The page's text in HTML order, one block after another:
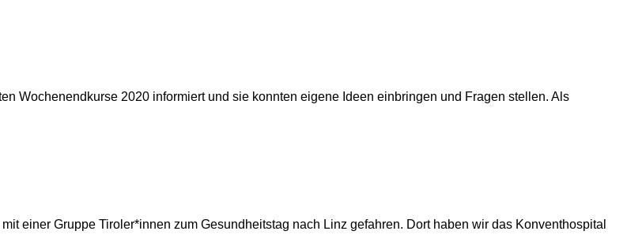
Wochenendkurse 2020 informiert und sie konnten eigene Ideen einbringen und Fragen stellen. Als
einer Gruppe Tiroler*innen zum Gesundheitstag nach Linz gefahren. Dort haben wir das Konventhospital